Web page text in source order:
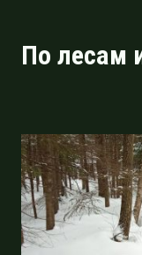
содержимому
По лесам